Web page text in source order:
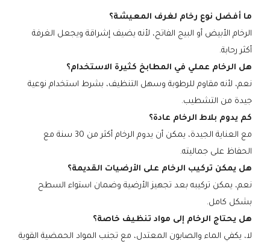
ما أفضل نوع رخام لغرف المعيشة؟
الرخام الأبيض أو البيج الفاتح، لأنه يضيف إشراقة ويجعل الغرفة
أكثر رحابة.
هل الرخام عملي في المطابخ كثيرة الاستخدام؟
نعم، لأنه مقاوم للرطوبة وسهل التنظيف، بشرط استخدام نوعية
جيدة من التشطيب.
كم يدوم بلاط الرخام عادة؟
مع العناية الجيدة، يمكن أن يدوم الرخام أكثر من 30 سنة مع
الحفاظ على جماليته.
هل يمكن تركيب الرخام على الأرضيات القديمة؟
نعم، يمكن تركيبه بعد تجهيز الأرضية وضمان استواء السطح
بشكل كامل.
هل يحتاج الرخام إلى مواد تنظيف خاصة؟
لا، يكفي الماء والصابون المعتدل، مع تجنب المواد الحمضية القوية